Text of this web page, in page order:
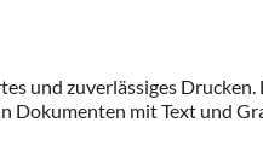
und zuverlässiges
Dokumenten mit Text und